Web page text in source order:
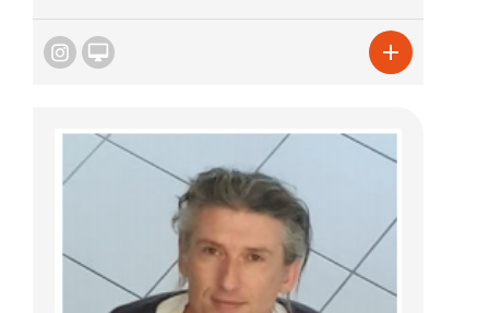
 